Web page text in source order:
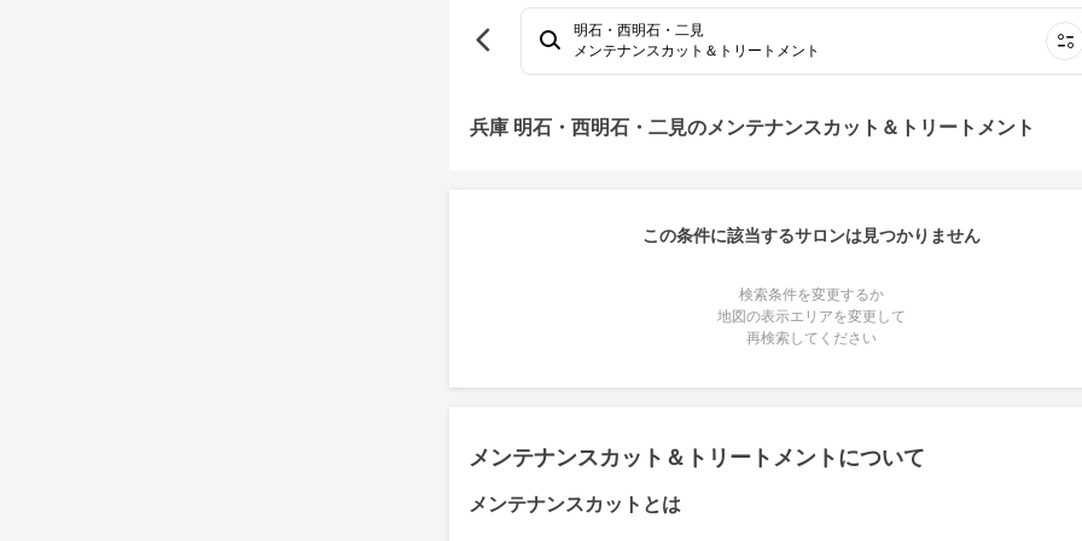
明石・西明石・二見
メンテナンスカット＆トリートメント
兵庫 明石・西明石・二見のメンテナンスカット＆トリートメント
この条件に該当するサロンは見つかりません
検索条件を変更するか
地図の表示エリアを変更して
再検索してください
メンテナンスカット＆トリートメントについて
メンテナンスカットとは